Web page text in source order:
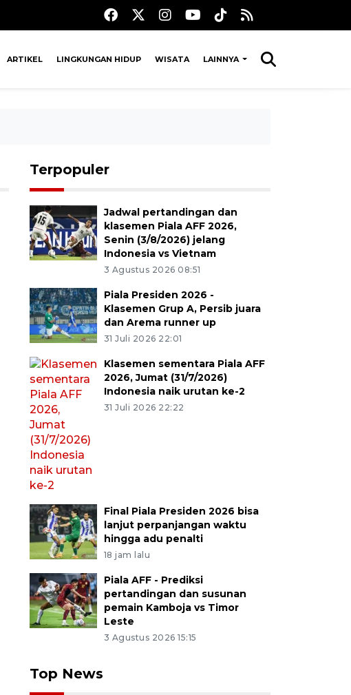
ARTIKEL LINGKUNGAN HIDUP WISATA LAINNYA
Terpopuler
Jadwal pertandingan dan
klasemen Piala AFF 2026,
Senin (3/8/2026) jelang
Indonesia vs Vietnam
3 Agustus 2026 08:51
Piala Presiden 2026 -
Klasemen Grup A, Persib juara
dan Arema runner up
31 Juli 2026 22:01
Klasemen sementara Piala AFF
2026, Jumat (31/7/2026)
Indonesia naik urutan ke-2
31 Juli 2026 22:22
Final Piala Presiden 2026 bisa
lanjut perpanjangan waktu
hingga adu penalti
18 jam lalu
Piala AFF - Prediksi
pertandingan dan susunan
pemain Kamboja vs Timor
Leste
3 Agustus 2026 15:15
Top News